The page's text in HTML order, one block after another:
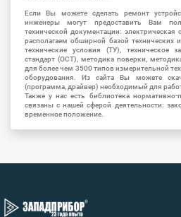
Если Вы можете сделать ремонт
инженеры могут предоставить Вам
технической документации:
располагаем обширной базой технических
технические условия (ТУ), техническое
стандарт (ОСТ), методика поверки,
для более чем 3500 типов измерительной
оборудования. Из сайта Вы можете
(программа, драйвер) необходимый для
Также у нас есть библиотека
связаны с нашей сферой деятельности:
временное положение.